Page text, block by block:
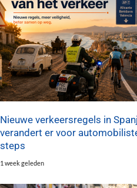
Nieuwe verkeersregels in
verandert er voor
steps
1 week geleden